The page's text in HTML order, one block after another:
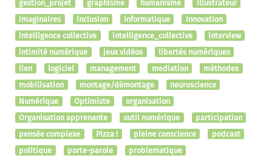
gestion_projet
graphisme humanisme
illustrateur
imaginaires
inclusion Informatique
Innovation
intelligence collective
intelligence_collective
interview
intimité numérique
jeux vidéos
libertés numériques
lien
logiciel management mediation
méthodes
mobilisation
montage/démontage
neuroscience
Numérique
Optimiste
organisation
Organisation apprenante
outil numérique
participation
pensée complexe
Pizza ! pleine conscience
podcast
politique
porte-parole
problematique